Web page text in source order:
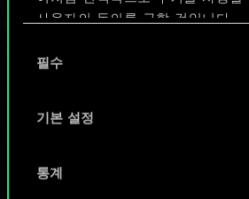
사용자의 동의를 구할 것입니다.
쿠키 사용에 관한 세부 사항이나
필수
기본 설정
통계